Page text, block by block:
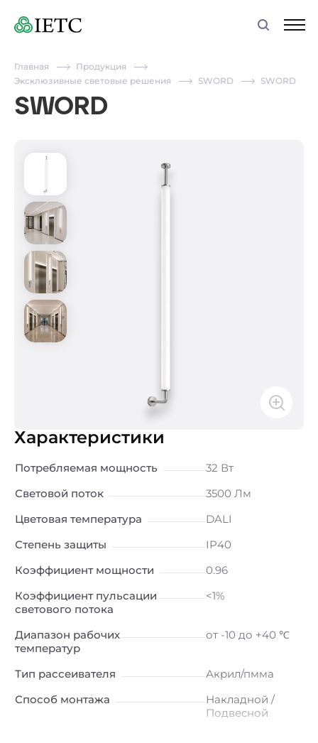
Главная
Продукция
Эксклюзивные световые решения
SWORD SWORD
SWORD
Характеристики
Потребляемая мощность
32 Вт
Световой поток
3500 Лм
Цветовая температура
DALI
Степень защиты
IP40
Коэффициент мощности
0.96
Коэффициент пульсации
светового потока
<1%
Диапазон рабочих
температур
от -10 до +40 ℃
Тип рассеивателя
Акрил/пмма
Способ монтажа
Накладной /
Подвесной